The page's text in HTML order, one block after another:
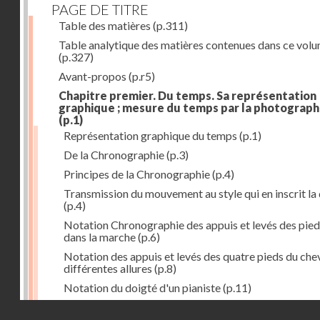
PAGE DE TITRE
Table des matières (p.311)
Table analytique des matières contenues dans ce
(p.327)
Avant-propos (p.r5)
Chapitre premier. Du temps. Sa représentation
graphique ; mesure du temps par la
(p.1)
Représentation graphique du temps (p.1)
De la Chronographie(p.3)
Principes de la Chronographie(p.4)
Transmission du mouvement au style qui en inscrit la
(p.4)
Notation Chronographie des appuis et levés des
dans la marche(p.6)
Notation des appuis et levés des quatre pieds du
différentes allures (p.8)
Notation du doigté d'un pianiste(p.11)